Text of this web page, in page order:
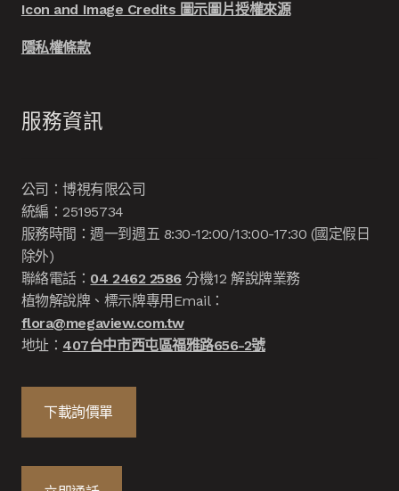
Icon and Image Credits 圖示圖片授權來源
隱私權條款
服務資訊
公司：博視有限公司
統編：25195734
服務時間：週一到週五 8:30-12:00/13:00-17:30 (國定假日
除外)
聯絡電話： 04 2462 2586分機12 解說牌業務
植物解說牌、標示牌專用Email：
flora@megaview.com.tw
地址： 407台中市西屯區福雅路656-2號
下載詢價單